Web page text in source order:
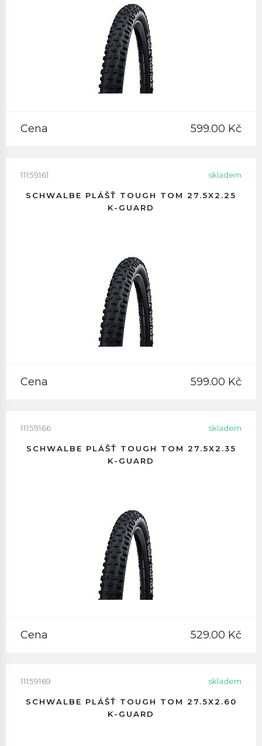
Cena 599.00 Kč
11159161 skladem
SCHWALBE PLÁŠŤ TOUGH TOM 27.5X2.25
K-GUARD
Cena 599.00 Kč
11159166 skladem
SCHWALBE PLÁŠŤ TOUGH TOM 27.5X2.35
K-GUARD
Cena 529.00 Kč
11159169 skladem
SCHWALBE PLÁŠŤ TOUGH TOM 27.5X2.60
K-GUARD